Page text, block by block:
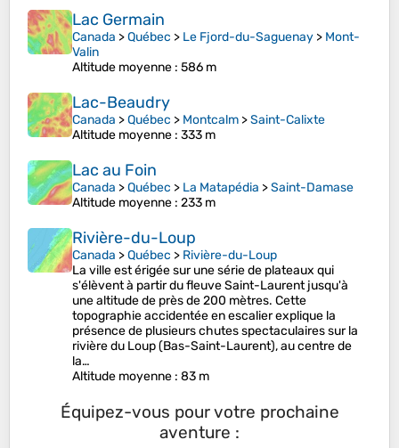
Lac Germain
Canada >Québec > Le Fjord-du-Saguenay > Mont-
Valin
Altitude moyenne : 586 m
Lac-Beaudry
Canada >Québec > Montcalm >Saint-Calixte
Altitude moyenne : 333 m
Lac au Foin
Canada >Québec > La Matapédia >Saint-Damase
Altitude moyenne : 233 m
Rivière-du-Loup
Canada >Québec > Rivière-du-Loup
La ville est érigée sur une série de plateaux qui
s'élèvent à partir du fleuve Saint-Laurent jusqu'à
une altitude de près de 200 mètres. Cette
topographie accidentée en escalier explique la
présence de plusieurs chutes spectaculaires sur la
rivière du Loup (Bas-Saint-Laurent), au centre de
la…
Altitude moyenne : 83 m
Équipez-vous pour votre prochaine
aventure :